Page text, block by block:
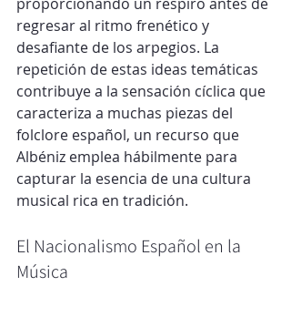
regresar al ritmo frenético y
desafiante de los arpegios. La
repetición de estas ideas temáticas
contribuye a la sensación cíclica que
caracteriza a muchas piezas del
folclore español, un recurso que
Albéniz emplea hábilmente para
capturar la esencia de una cultura
musical rica en tradición.
El Nacionalismo Español en la
Música